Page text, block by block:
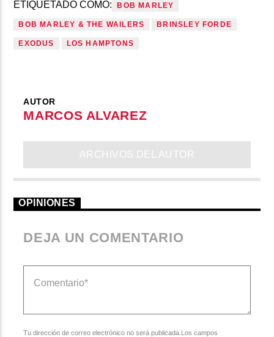
ETIQUETADO COMO: BOB MARLEY
BOB MARLEY & THE WAILERS BRINSLEY FORDE
EXODUS LOS HAMPTONS
AUTOR
MARCOS ALVAREZ
ARCHIVOS DEL AUTOR
OPINIONES
DEJA UN COMENTARIO
Tu dirección de correo electrónico no será publicada.Los campos